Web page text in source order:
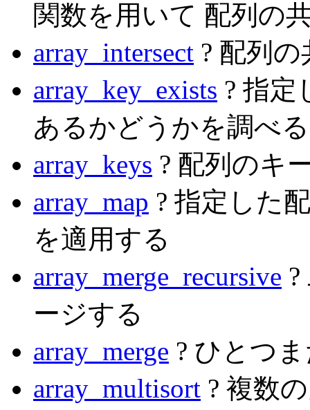
関数を用いて 配列の
array_intersect ? 配列
array_key_exists ? 指定
あるかどうかを調べる
array_keys ? 配列のキ
array_map ? 指定した
を適用する
array_merge_recursive
ージする
array_merge ? ひとつ
array_multisort ? 複数